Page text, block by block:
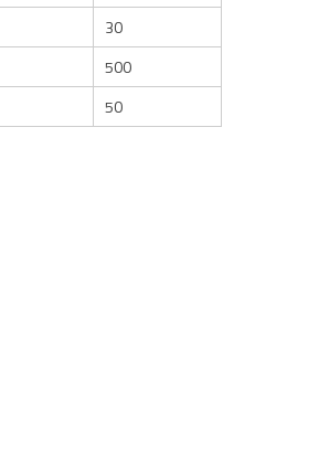
30
500
50